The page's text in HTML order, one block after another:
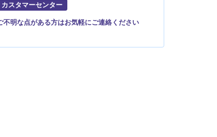
カスタマーセンター
不明な点がある方はお気軽にご連絡ください